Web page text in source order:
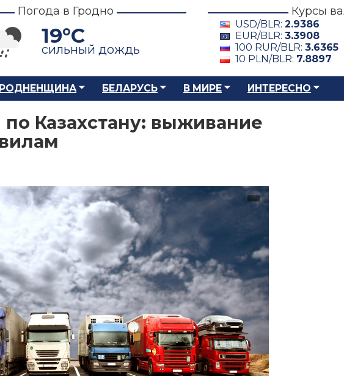
Погода в Гродно
19°C
сильный дождь
Курсы
USD/BLR: 2.9386
EUR/BLR: 3.3908
100 RUR/BLR: 3.6365
10 PLN/BLR: 7.8897
БЕЛАРУСЬ В МИРЕ ИНТЕРЕСНО
по Казахстану: выживание